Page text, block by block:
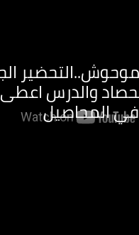
الجيد
والدرس اعطى نتائج